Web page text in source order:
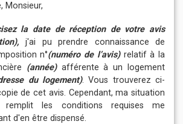
Monsieur,
la date de réception de votre avis
j'ai pu prendre connaissance de
n°(numéro de l’avis)relatif à la
(année)afférente à un logement
du logement). Vous trouverez ci-
de cet avis. Cependant, ma situation
remplit les conditions requises me
d'en être dispensé.